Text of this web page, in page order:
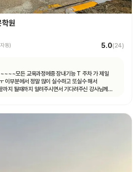
원
동) 5.0(24)
~~~~모든 교육과정에중 장내기능 T 주차 가 제일
이부분에서 정말 많이 실수하고 또실수 해서
까지 될때까지 알려주시면서 기다려주신 강사님께